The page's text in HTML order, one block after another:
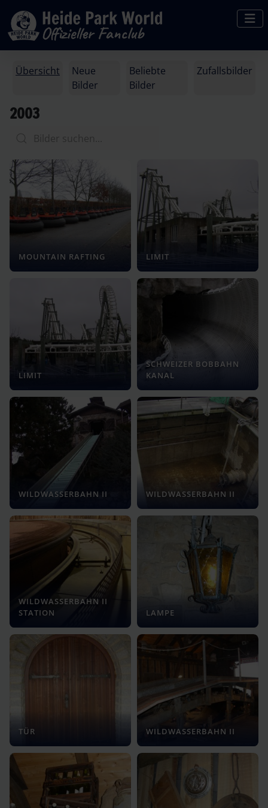
Übersicht
Neue
Bilder
Beliebte
Bilder
Zufallsbilder
2003
MOUNTAIN RAFTING LIMIT
LIMIT
SCHWEIZER BOBBAHN
KANAL
WILDWASSERBAHN II WILDWASSERBAHN II
WILDWASSERBAHN II
STATION
LAMPE
TÜR WILDWASSERBAHN II